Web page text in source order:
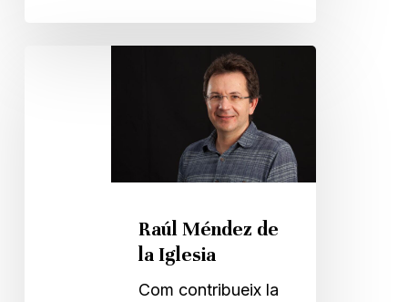
Raúl Méndez de
la Iglesia
Com contribueix la